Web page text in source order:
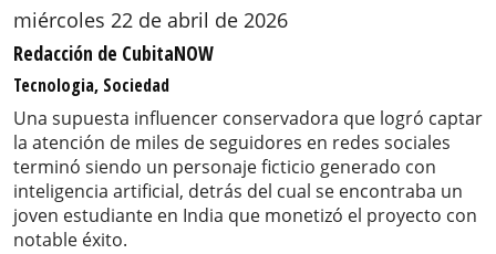
miércoles 22 de abril de 2026
Redacción de CubitaNOW
Tecnologia, Sociedad
Una supuesta influencer conservadora que logró captar
la atención de miles de seguidores en redes sociales
terminó siendo un personaje ficticio generado con
inteligencia artificial, detrás del cual se encontraba un
joven estudiante en India que monetizó el proyecto con
notable éxito.